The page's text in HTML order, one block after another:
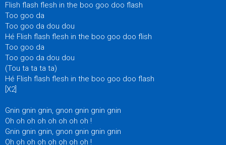
Flish flash flesh in the boo goo doo flash
Too goo da
Too goo da dou dou
Hé Flish flash flesh in the boo goo doo flish
Too goo da
Too goo da dou dou
(Tou ta ta ta ta)
Hé Flish flash flesh in the boo goo doo flash
[X2]
Gnin gnin gnin, gnon gnin gnin gnin
Oh oh oh oh oh oh oh oh !
Gnin gnin gnin, gnon gnin gnin gnin
Oh oh oh oh oh oh oh oh !